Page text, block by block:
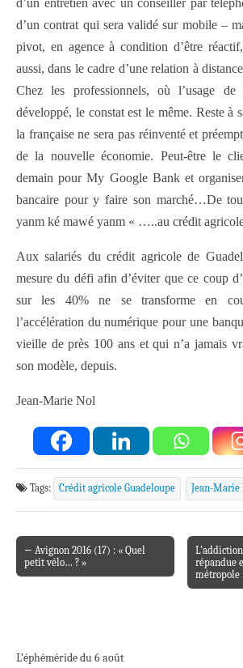
d’un entretien avec un conseiller par
d’un contrat qui sera validé sur mobile –
pivot, en agence à condition d’être
aussi, dans le cadre d’une relation à
Chez les professionnels, où l’usage
développé, le constat est le même. Reste à
la française ne sera pas réinventé et
de la nouvelle économie. Peut-être le
demain pour My Google Bank et
bancaire pour y faire son marché…De
yanm ké mawé yanm « …..au crédit
Aux salariés du crédit agricole de
mesure du défi afin d’éviter que ce coup
sur les 40% ne se transforme en
l’accélération du numérique pour une
vieille de près 100 ans et qui n’a jamais
son modèle, depuis.
Jean-Marie Nol
Tags: Crédit agricole Guadeloupe Jean-Marie
Post navigation
← Avignon 2016 (17) : « Quel
petit vélo… ? »
répandue
métropole
L’éphéméride du 6 août